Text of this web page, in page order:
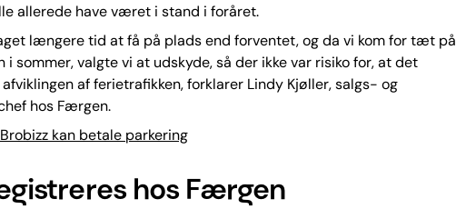
allerede have været i stand i foråret.
længere tid at få på plads end forventet, og da vi kom for tæt på
i sommer, valgte vi at udskyde, så der ikke var risiko for, at det
af ferietrafikken, forklarer Lindy Kjøller, salgs- og
hos Færgen.
kan betale parkering
hos Færgen